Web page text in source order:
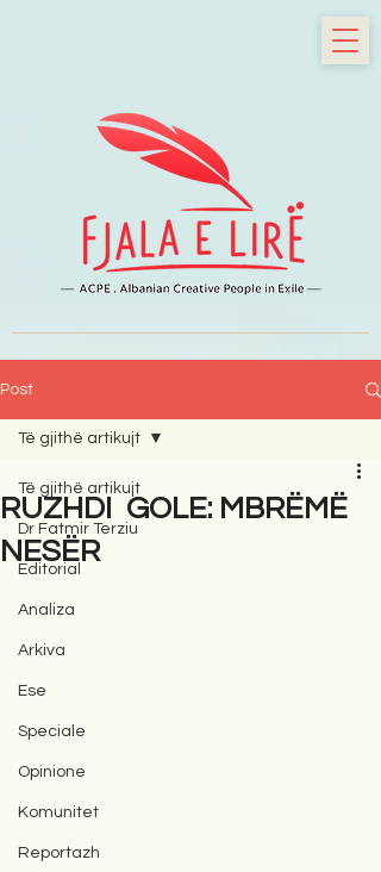
Post
Të gjithë artikujt
Dr Fatmir Terziu
Editorial
Analiza
Arkiva
Ese
Speciale
Opinione
Komunitet
Reportazh
Të gjithë artikujt
RUZHDI GOLE: MBRËMË
NESËR